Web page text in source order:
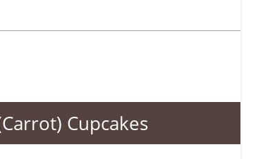
Cupcakes